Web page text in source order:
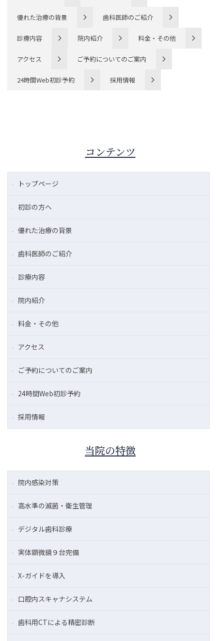
優れた治療の背景 歯科医師のご紹介
診療内容 院内紹介 料金・その他
アクセス ご予約についてのご案内
24時間Web初診予約 採用情報
コンテンツ
トップページ
初診の方へ
優れた治療の背景
歯科医師のご紹介
診療内容
院内紹介
料金・その他
アクセス
ご予約についてのご案内
24時間Web初診予約
採用情報
当院の特徴
院内感染対策
高水準の滅菌・衛生管理
デジタル歯科診療
実体顕微鏡９台完備
X-ガイドを導入
口腔内スキャナシステム
歯科用CTによる精密診断